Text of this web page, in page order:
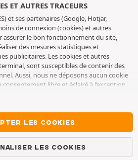
ET AUTRES TRACEURS
et ses partenaires (Google, Hotjar,
de connexion (cookies) et autres
assurer le bon fonctionnement du site,
des mesures statistiques et
publicitaires. Les cookies et autres
sont susceptibles de contenir des
Aussi, nous ne déposons aucun cookie
libre et éclairé à l’exception
6 mois. Vous pouvez retirer votre
en vous rendant sur lapage cookies et
choisir de continuer à naviguer sans
ou autres traceurs. Le refus ne fait pas
AD TYRES. Pour plus d’informations, nous
page cookies et autres traceurs
LES COOKIES
LES COOKIES